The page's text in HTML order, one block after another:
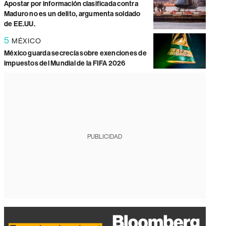
Apostar por información clasificada contra
Maduro no es un delito, argumenta soldado
de EE.UU.
5 MÉXICO
México guarda secrecía sobre exenciones de
impuestos del Mundial de la FIFA 2026
PUBLICIDAD